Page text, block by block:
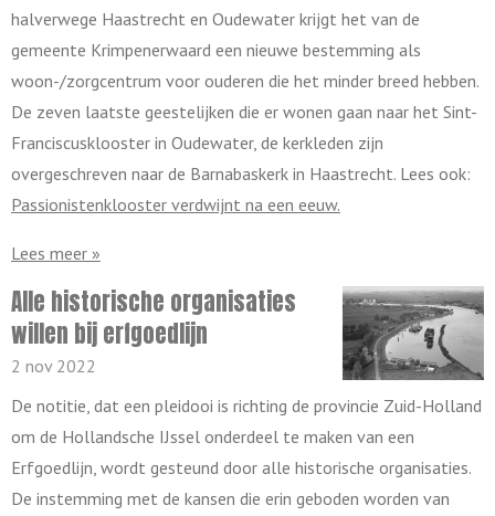
halverwege Haastrecht en Oudewater krijgt het van de
gemeente Krimpenerwaard een nieuwe bestemming als
woon-/zorgcentrum voor ouderen die het minder breed hebben.
De zeven laatste geestelijken die er wonen gaan naar het Sint-
Franciscusklooster in Oudewater, de kerkleden zijn
overgeschreven naar de Barnabaskerk in Haastrecht. Lees ook:
Passionistenklooster verdwijnt na een eeuw.
Lees meer »
Alle historische organisaties
willen bij erfgoedlijn
2 nov 2022
De notitie, dat een pleidooi is richting de provincie Zuid-Holland
om de Hollandsche IJssel onderdeel te maken van een
Erfgoedlijn, wordt gesteund door alle historische organisaties.
De instemming met de kansen die erin geboden worden van